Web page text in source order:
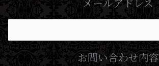
お問い合わせ内容